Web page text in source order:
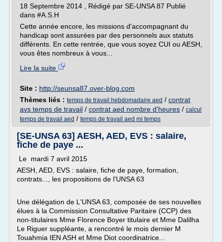
18 Septembre 2014 , Rédigé par SE-UNSA 87 Publié
dans #A.S.H
Cette année encore, les missions d'accompagnant du
handicap sont assurées par des personnels aux statuts
différents. En cette rentrée, que vous soyez CUI ou AESH,
vous êtes nombreux à vous...
Lire la suite
Site : http://seunsa87.over-blog.com
Thèmes liés : temps de travail hebdomadaire aed / contrat
avs temps de travail / contrat aed nombre d'heures / calcul
temps de travail aed / temps de travail aed mi temps
[SE-UNSA 63] AESH, AED, EVS : salaire,
fiche de paye ...
Le mardi 7 avril 2015
AESH, AED, EVS : salaire, fiche de paye, formation,
contrats..., les propositions de l'UNSA 63
Une délégation de L'UNSA 63, composée de ses nouvelles
élues à la Commission Consultative Paritaire (CCP) des
non-titulaires Mme Florence Boyer titulaire et Mme Dalilha
Le Riguer suppléante, a rencontré le mois dernier M
Touahmia IEN ASH et Mme Diot coordinatrice...